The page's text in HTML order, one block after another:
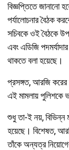
বিজ্ঞপ্তিতে জানানো
পর্যালোচনার বৈঠক
সচিবকে ওই বৈঠকে
এবং এডিজি
থাকতে বলা হয়েছে।
প্রসঙ্গত, আরজি করের
এই মামলায় পুলিশকে
শুধু তা-ই নয়,
হয়েছে। বিশেষত,
তাঁকে অন্যত্র